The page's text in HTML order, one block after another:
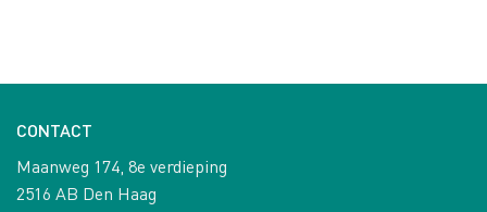
CONTACT
Maanweg 174, 8e verdieping
2516 AB Den Haag